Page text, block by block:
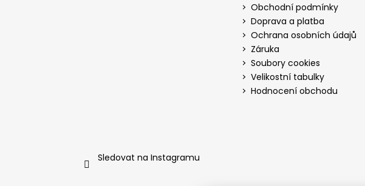
Sledovat na Instagramu
Obchodní podmínky
Doprava a platba
Ochrana osobních údajů
Záruka
Soubory cookies
Velikostní tabulky
Hodnocení obchodu